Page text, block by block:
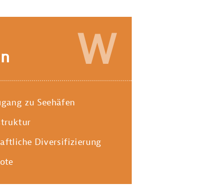
W
zu Seehäfen
Diversifizierung